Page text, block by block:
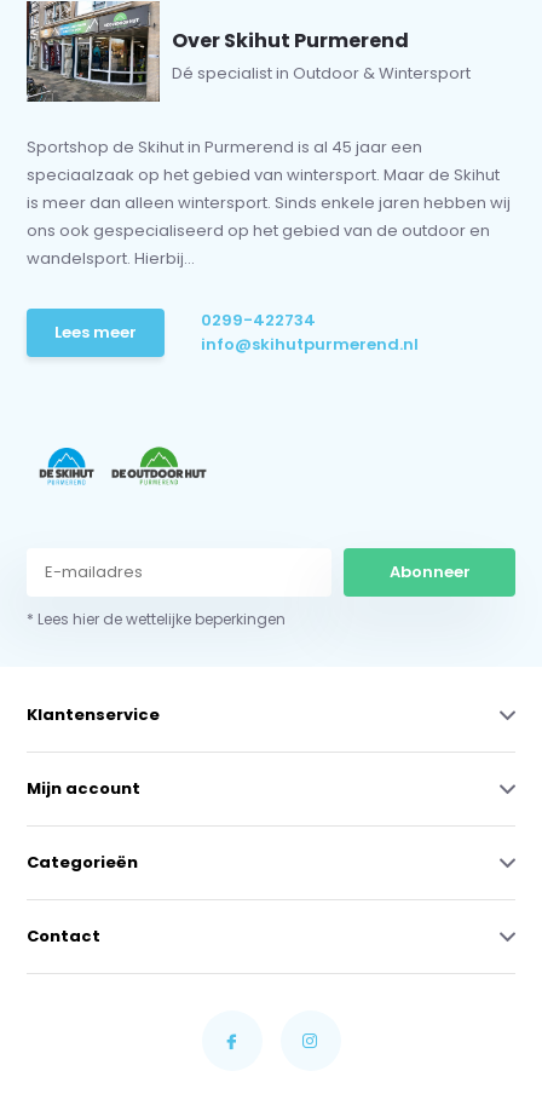
Over Skihut Purmerend
Dé specialist in Outdoor & Wintersport
Sportshop de Skihut in Purmerend is al 45 jaar een
speciaalzaak op het gebied van wintersport. Maar de Skihut
is meer dan alleen wintersport. Sinds enkele jaren hebben wij
ons ook gespecialiseerd op het gebied van de outdoor en
wandelsport. Hierbij...
Lees meer
0299-422734
info@skihutpurmerend.nl
Abonneer
* Lees hier de wettelijke beperkingen
Klantenservice
Mijn account
Categorieën
Contact